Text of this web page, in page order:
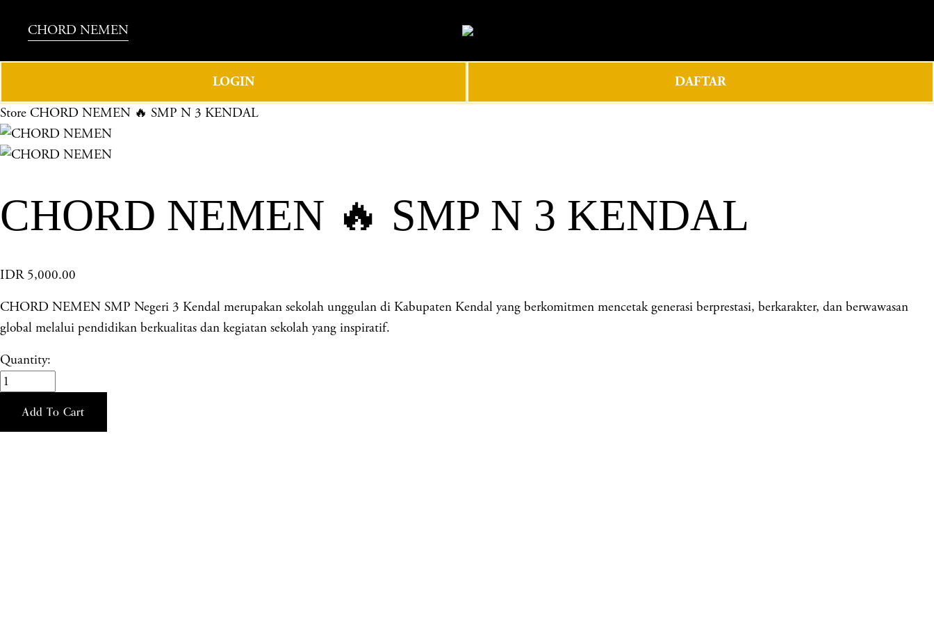
CHORD NEMEN
LOGIN DAFTAR
Store CHORD NEMEN 🔥 SMP N 3 KENDAL
CHORD NEMEN 🔥 SMP N 3 KENDAL
IDR 5,000.00
CHORD NEMEN SMP Negeri 3 Kendal merupakan sekolah unggulan di Kabupaten Kendal yang berkomitmen mencetak generasi berprestasi, berkarakter, dan berwawasan
global melalui pendidikan berkualitas dan kegiatan sekolah yang inspiratif.
Quantity:
Add To Cart